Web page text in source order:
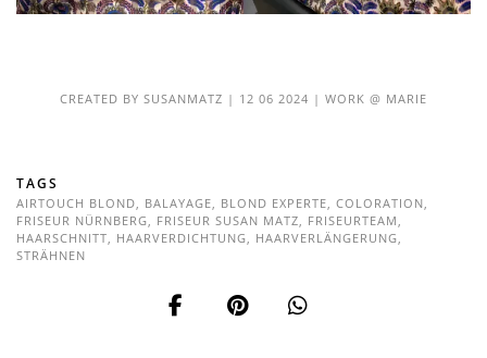
CREATED BY SUSANMATZ | 12 06 2024 | WORK @ MARIE
TAGS
AIRTOUCH BLOND, BALAYAGE, BLOND EXPERTE, COLORATION,
FRISEUR NÜRNBERG, FRISEUR SUSAN MATZ, FRISEURTEAM ,
HAARSCHNITT, HAARVERDICHTUNG, HAARVERLÄNGERUNG,
STRÄHNEN